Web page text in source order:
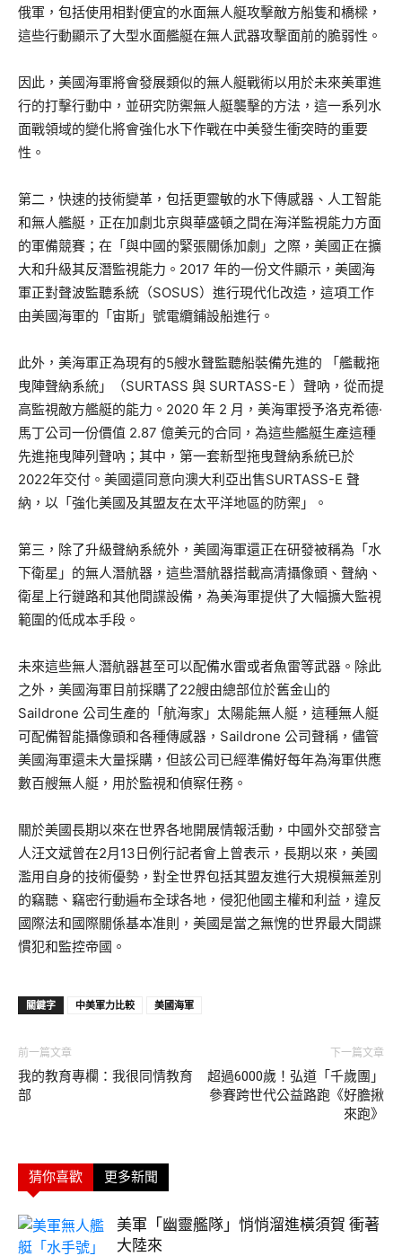
俄軍，包括使用相對便宜的水面無人艇攻擊敵方船隻和橋樑，
這些行動顯示了大型水面艦艇在無人武器攻擊面前的脆弱性。
因此，美國海軍將會發展類似的無人艇戰術以用於未來美軍進
行的打擊行動中，並研究防禦無人艇襲擊的方法，這一系列水
面戰領域的變化將會強化水下作戰在中美發生衝突時的重要
性。
第二，快速的技術變革，包括更靈敏的水下傳感器、人工智能
和無人艦艇，正在加劇北京與華盛頓之間在海洋監視能力方面
的軍備競賽；在「與中國的緊張關係加劇」之際，美國正在擴
大和升級其反潛監視能力。2017 年的一份文件顯示，美國海
軍正對聲波監聽系統（SOSUS）進行現代化改造，這項工作
由美國海軍的「宙斯」號電纜鋪設船進行。
此外，美海軍正為現有的5艘水聲監聽船裝備先進的 「艦載拖
曳陣聲納系統」（SURTASS 與 SURTASS-E ）聲吶，從而提
高監視敵方艦艇的能力。2020 年 2 月，美海軍授予洛克希德·
馬丁公司一份價值 2.87 億美元的合同，為這些艦艇生產這種
先進拖曳陣列聲吶；其中，第一套新型拖曳聲納系統已於
2022年交付。美國還同意向澳大利亞出售SURTASS-E 聲
納，以「強化美國及其盟友在太平洋地區的防禦」。
第三，除了升級聲納系統外，美國海軍還正在研發被稱為「水
下衛星」的無人潛航器，這些潛航器搭載高清攝像頭、聲納、
衛星上行鏈路和其他間諜設備，為美海軍提供了大幅擴大監視
範圍的低成本手段。
未來這些無人潛航器甚至可以配備水雷或者魚雷等武器。除此
之外，美國海軍目前採購了22艘由總部位於舊金山的
Saildrone 公司生產的「航海家」太陽能無人艇，這種無人艇
可配備智能攝像頭和各種傳感器，Saildrone 公司聲稱，儘管
美國海軍還未大量採購，但該公司已經準備好每年為海軍供應
數百艘無人艇，用於監視和偵察任務。
關於美國長期以來在世界各地開展情報活動，中國外交部發言
人汪文斌曾在2月13日例行記者會上曾表示，長期以來，美國
濫用自身的技術優勢，對全世界包括其盟友進行大規模無差別
的竊聽、竊密行動遍布全球各地，侵犯他國主權和利益，違反
國際法和國際關係基本准則，美國是當之無愧的世界最大間諜
慣犯和監控帝國。
關鍵字 中美軍力比較 美國海軍
前一篇文章
我的教育專欄：我很同情教育
部
下一篇文章
超過6000歲！弘道「千歲團」
參賽跨世代公益路跑《好膽揪
來跑》
猜你喜歡 更多新聞
美軍「幽靈艦隊」悄悄溜進橫須賀 衝著
大陸來